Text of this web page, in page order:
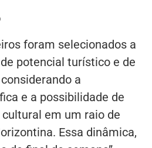
foram selecionados a
potencial turístico e de
a
e a possibilidade de
em um raio de
Essa dinâmica,